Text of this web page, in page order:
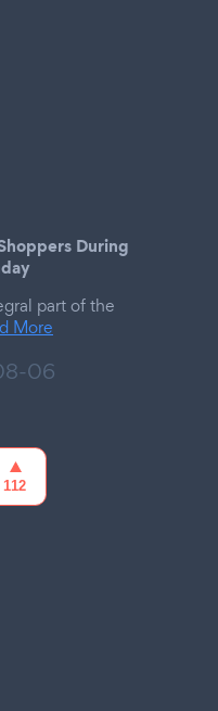
During
part of the
More
06